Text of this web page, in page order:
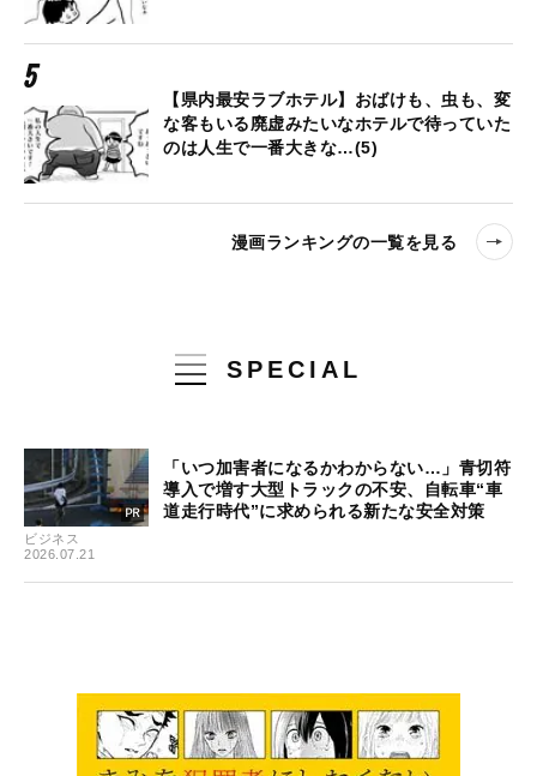
【県内最安ラブホテル】おばけも、虫も、変
な客もいる廃虚みたいなホテルで待っていた
のは人生で一番大きな…(5)
漫画ランキングの一覧を見る
SPECIAL
ビジネス
2026.07.21
「いつ加害者になるかわからない…」青切符
導入で増す大型トラックの不安、自転車“車
道走行時代”に求められる新たな安全対策